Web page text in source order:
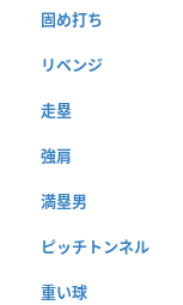
固め打ち
リベンジ
走塁
強肩
満塁男
ピッチトンネル
重い球